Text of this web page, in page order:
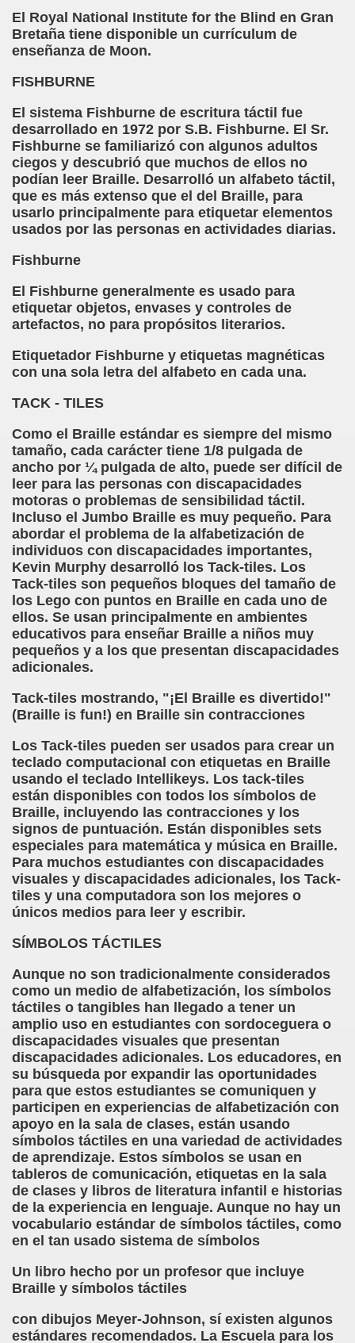
El Royal National Institute for the Blind en Gran
Bretaña tiene disponible un currículum de
enseñanza de Moon.
FISHBURNE
El sistema Fishburne de escritura táctil fue
desarrollado en 1972 por S.B. Fishburne. El Sr.
Fishburne se familiarizó con algunos adultos
ciegos y descubrió que muchos de ellos no
podían leer Braille. Desarrolló un alfabeto táctil,
que es más extenso que el del Braille, para
usarlo principalmente para etiquetar elementos
usados por las personas en actividades diarias.
Fishburne
El Fishburne generalmente es usado para
etiquetar objetos, envases y controles de
artefactos, no para propósitos literarios.
Etiquetador Fishburne y etiquetas magnéticas
con una sola letra del alfabeto en cada una.
TACK - TILES
Como el Braille estándar es siempre del mismo
tamaño, cada carácter tiene 1/8 pulgada de
ancho por ¼ pulgada de alto, puede ser difícil de
leer para las personas con discapacidades
motoras o problemas de sensibilidad táctil.
Incluso el Jumbo Braille es muy pequeño. Para
abordar el problema de la alfabetización de
individuos con discapacidades importantes,
Kevin Murphy desarrolló los Tack-tiles. Los
Tack-tiles son pequeños bloques del tamaño de
los Lego con puntos en Braille en cada uno de
ellos. Se usan principalmente en ambientes
educativos para enseñar Braille a niños muy
pequeños y a los que presentan discapacidades
adicionales.
Tack-tiles mostrando, "¡El Braille es divertido!"
(Braille is fun!) en Braille sin contracciones
Los Tack-tiles pueden ser usados para crear un
teclado computacional con etiquetas en Braille
usando el teclado Intellikeys. Los tack-tiles
están disponibles con todos los símbolos de
Braille, incluyendo las contracciones y los
signos de puntuación. Están disponibles sets
especiales para matemática y música en Braille.
Para muchos estudiantes con discapacidades
visuales y discapacidades adicionales, los Tack-
tiles y una computadora son los mejores o
únicos medios para leer y escribir.
SÍMBOLOS TÁCTILES
Aunque no son tradicionalmente considerados
como un medio de alfabetización, los símbolos
táctiles o tangibles han llegado a tener un
amplio uso en estudiantes con sordoceguera o
discapacidades visuales que presentan
discapacidades adicionales. Los educadores, en
su búsqueda por expandir las oportunidades
para que estos estudiantes se comuniquen y
participen en experiencias de alfabetización con
apoyo en la sala de clases, están usando
símbolos táctiles en una variedad de actividades
de aprendizaje. Estos símbolos se usan en
tableros de comunicación, etiquetas en la sala
de clases y libros de literatura infantil e historias
de la experiencia en lenguaje. Aunque no hay un
vocabulario estándar de símbolos táctiles, como
en el tan usado sistema de símbolos
Un libro hecho por un profesor que incluye
Braille y símbolos táctiles
con dibujos Meyer-Johnson, sí existen algunos
estándares recomendados. La Escuela para los
2018 (Comisión Braille Latinoamericana)
Iberoamericana del Braille, 1999 (Pedro A. Zurita
(Jesús Alberto Gil Pardo)
Lucía (Cat Yuste)
con Pedro Zurita, 14-06-2005 (Transcriptor
(Félix Gende Río)
ciego, elpais.com, 03-02-2008 (Juan José Millás)
(José Molina Torres)
(José Molina Torres)
San Luis Gonzaga de la ONCE (José Molina Torres)
Figueroa)
(Andrea Muñoz Fernández)
Jesús Cañamares Muñoz)
Muñoz)
torres)
- Reunión de Semáforos (José Molina Torres)
Pelayo, Jesús Montoro y Espido Freire)
El País, 12 de Mayo de 1990 (Antonio Muñoz Molina)
Gayoso)
Valdes)
Adolfo Bécquer)
(Anónimo)
Amicis)
Caminantes, Cuento LIII (Juan de Timoneda)
Indostánica (Anónimo)